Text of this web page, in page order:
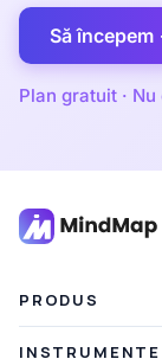
Să
Plan gratuit ·
PRODUS